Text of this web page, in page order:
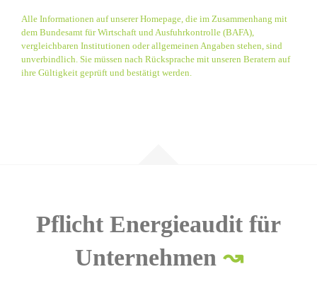
Alle Informationen auf unserer Homepage, die im Zusammenhang mit
dem Bundesamt für Wirtschaft und Ausfuhrkontrolle (BAFA),
vergleichbaren Institutionen oder allgemeinen Angaben stehen, sind
unverbindlich. Sie müssen nach Rücksprache mit unseren Beratern auf
ihre Gültigkeit geprüft und bestätigt werden.
Pflicht Energieaudit für
Unternehmen ↝